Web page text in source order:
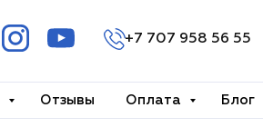
+7 707 958 56 55
Отзывы Оплата Блог